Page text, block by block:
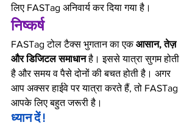
लिए FASTag अनिवार्य कर दिया गया है।
निष्कर्ष
FASTag टोल टैक्स भुगतान का एक आसान, तेज़
और डिजिटल समाधान है। इससे यात्रा सुगम होती
है और समय व पैसे दोनों की बचत होती है। अगर
आप अक्सर हाईवे पर यात्रा करते हैं, तो FASTag
आपके लिए बहुत जरूरी है।
ध्यान दें !